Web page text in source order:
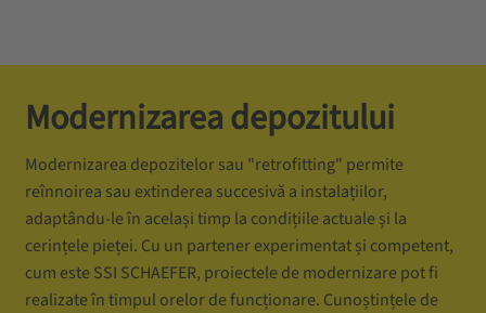
Modernizarea depozitului
Modernizarea depozitelor sau "retrofitting" permite
reînnoirea sau extinderea succesivă a instalațiilor,
adaptându-le în același timp la condițiile actuale și la
cerințele pieței. Cu un partener experimentat și competent,
cum este SSI SCHAEFER, proiectele de modernizare pot fi
realizate în timpul orelor de funcționare. Cunoștințele de